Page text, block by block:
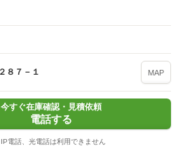
８７－１ MAP
今すぐ在庫確認・見積依頼
電話する
電話、光電話は利用できません